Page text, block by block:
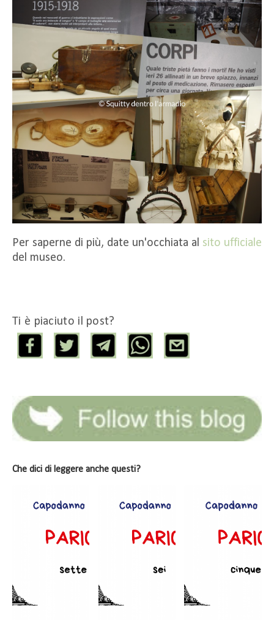
Per saperne di più, date un'occhiata al sito ufficiale
del museo.
Ti è piaciuto il post?
Che dici di leggere anche questi?